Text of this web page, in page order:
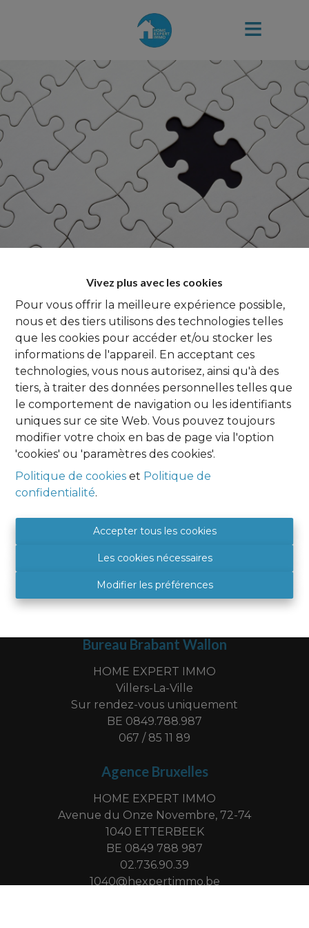
Vivez plus avec les cookies
Pour vous offrir la meilleure expérience possible,
nous et des tiers utilisons des technologies telles
que les cookies pour accéder et/ou stocker les
informations de l'appareil. En acceptant ces
technologies, vous nous autorisez, ainsi qu'à des
tiers, à traiter des données personnelles telles que
le comportement de navigation ou les identifiants
uniques sur ce site Web. Vous pouvez toujours
modifier votre choix en bas de page via l'option
'cookies' ou 'paramètres des cookies'.
Politique de cookies et Politique de
confidentialité.
Accepter tous les cookies
Les cookies nécessaires
Modifier les préférences
Oups, cette page n'existe plus
À Vendre À Louer
HOME EXPERT IMMO
5081 SAINT DENIS
BE 0849 788 987
+32 (0) 81 46 08 89
5081@hexpertimmo.be
Bureau Brabant Wallon
HOME EXPERT IMMO
Villers-La-Ville
Sur rendez-vous uniquement
BE 0849.788.987
067 / 85 11 89
Agence Bruxelles
HOME EXPERT IMMO
Avenue du Onze Novembre, 72-74
1040 ETTERBEEK
BE 0849 788 987
02.736.90.39
1040@hexpertimmo.be